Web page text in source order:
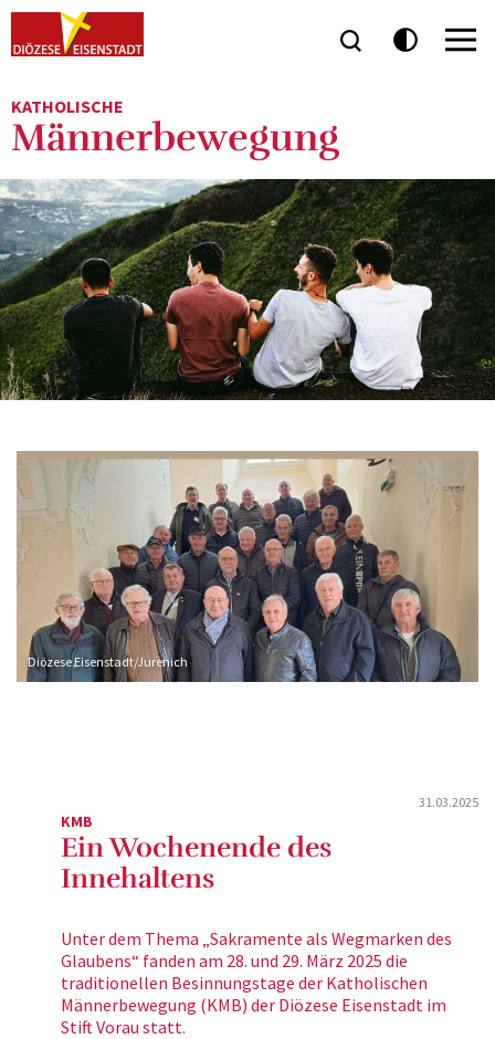
KATHOLISCHE
Männerbewegung
Diözese Eisenstadt/Jurenich
31.03.2025
KMB
Ein Wochenende des
Innehaltens
Unter dem Thema „Sakramente als Wegmarken des
Glaubens“ fanden am 28. und 29. März 2025 die
traditionellen Besinnungstage der Katholischen
Männerbewegung (KMB) der Diözese Eisenstadt im
Stift Vorau statt.